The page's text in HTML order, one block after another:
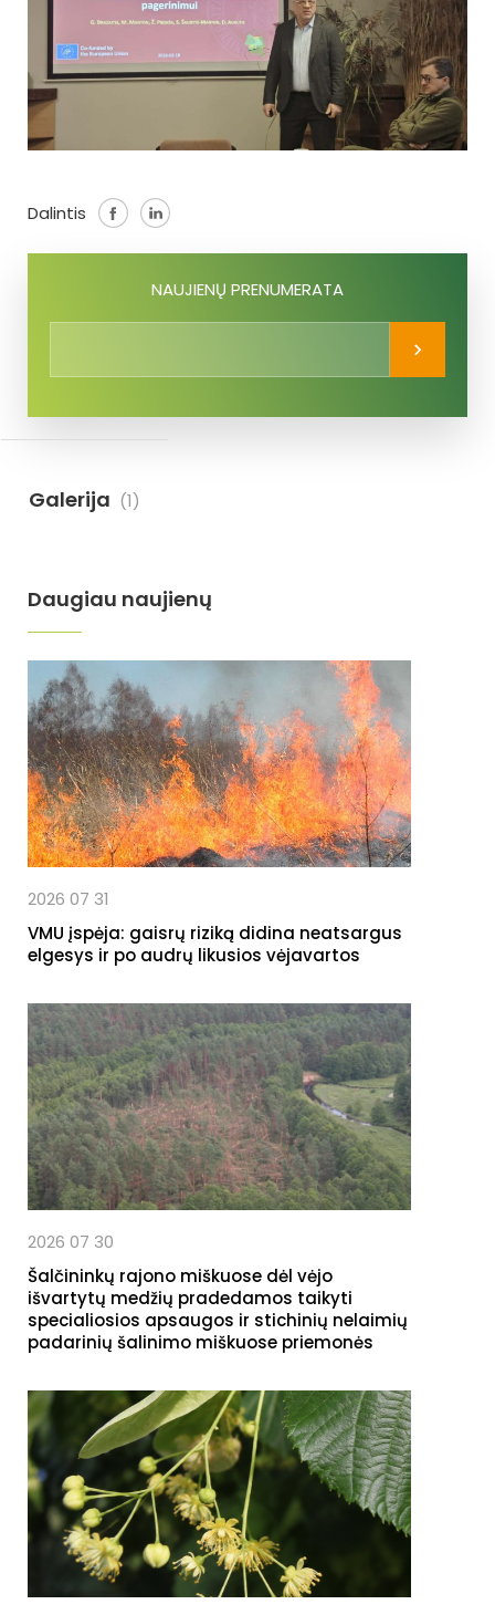
Dalintis
NAUJIENŲ PRENUMERATA
Galerija (1)
Daugiau naujienų
2026 07 31
VMU įspėja: gaisrų riziką didina neatsargus
elgesys ir po audrų likusios vėjavartos
2026 07 30
Šalčininkų rajono miškuose dėl vėjo
išvartytų medžių pradedamos taikyti
specialiosios apsaugos ir stichinių nelaimių
padarinių šalinimo miškuose priemonės